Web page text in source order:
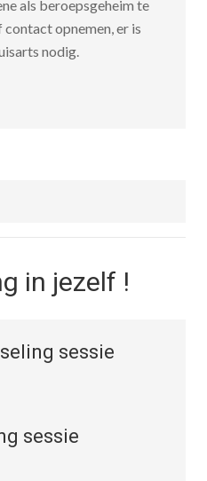
als beroepsgeheim te
opnemen, er is
nodig.
in jezelf !
sessie
sessie